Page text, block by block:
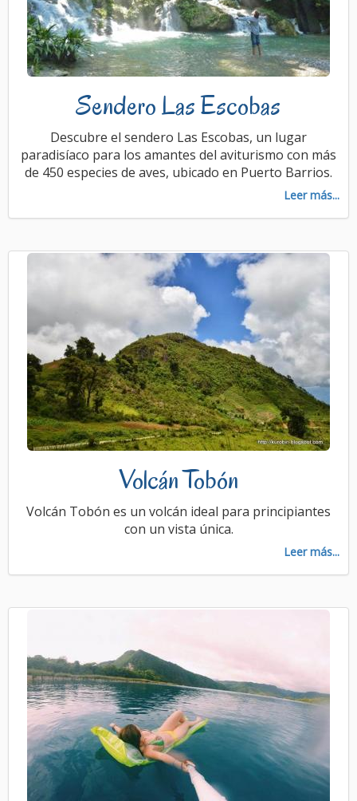
Sendero Las Escobas
Descubre el sendero Las Escobas, un lugar
paradisíaco para los amantes del aviturismo con más
de 450 especies de aves, ubicado en Puerto Barrios.
Leer más...
Volcán Tobón
Volcán Tobón es un volcán ideal para principiantes
con un vista única.
Leer más...